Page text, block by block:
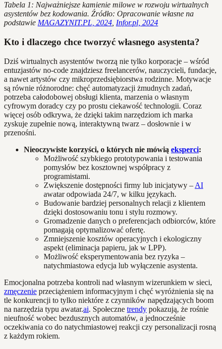
Tabela 1: Najważniejsze kamienie milowe w rozwoju wirtualnych
asystentów bez kodowania. Źródło: Opracowanie własne na
podstawie MAGAZYNIT.PL, 2024 Infor.pl, 2024
Kto i dlaczego chce tworzyć własnego asystenta?
Dziś wirtualnych asystentów tworzą nie tylko korporacje – wśród
entuzjastów no-code znajdziesz freelancerów, nauczycieli, fundacje,
a nawet artystów czy mikroprzedsiębiorstwa rodzinne. Motywacje
są równie różnorodne: chęć automatyzacji żmudnych zadań,
potrzeba całodobowej obsługi klienta, marzenia o własnym
cyfrowym doradcy czy po prostu ciekawość technologii. Coraz
więcej osób odkrywa, że dzięki takim narzędziom ich marka
zyskuje zupełnie nową, interaktywną twarz – dosłownie i w
przenośni.
Nieoczywiste korzyści, o których nie mówią eksperci:
Możliwość szybkiego prototypowania i testowania
pomysłów bez kosztownej współpracy z
programistami.
Zwiększenie dostępności firmy lub inicjatywy – AI
awatar odpowiada 24/7, w kilku językach.
Budowanie bardziej personalnych relacji z klientem
dzięki dostosowaniu tonu i stylu rozmowy.
Gromadzenie danych o preferencjach odbiorców, które
pomagają optymalizować ofertę.
Zmniejszenie kosztów operacyjnych i ekologiczny
aspekt (eliminacja papieru, jak w LPP).
Możliwość eksperymentowania bez ryzyka –
natychmiastowa edycja lub wyłączenie asystenta.
Emocjonalna potrzeba kontroli nad własnym wizerunkiem w sieci,
zmęczenie przeciążeniem informacyjnym i chęć wyróżnienia się na
tle konkurencji to tylko niektóre z czynników napędzających boom
na narzędzia typu awatar.ai. Społeczne trendy pokazują, że rośnie
nieufność wobec bezdusznych automatów, a jednocześnie
oczekiwania co do natychmiastowej reakcji czy personalizacji rosną
z każdym rokiem.